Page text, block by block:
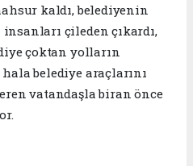
kaldı, belediyenin
çileden çıkardı,
çoktan yolların
belediye araçlarını
vatandaşla biran önce